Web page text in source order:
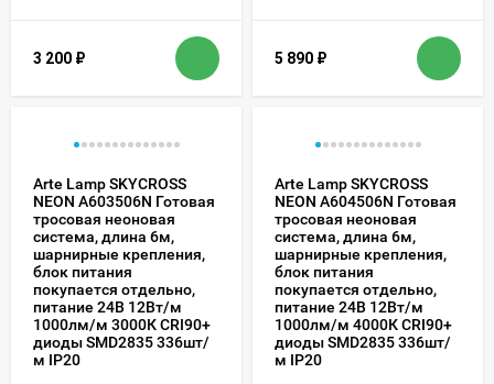
3 200 ₽ 5 890 ₽
Arte Lamp SKYCROSS
NEON A603506N Готовая
тросовая неоновая
система, длина 6м,
шарнирные крепления,
блок питания
покупается отдельно,
питание 24В 12Вт/м
1000лм/м 3000К CRI90+
диоды SMD2835 336шт/
м IP20
Arte Lamp SKYCROSS
NEON A604506N Готовая
тросовая неоновая
система, длина 6м,
шарнирные крепления,
блок питания
покупается отдельно,
питание 24В 12Вт/м
1000лм/м 4000К CRI90+
диоды SMD2835 336шт/
м IP20